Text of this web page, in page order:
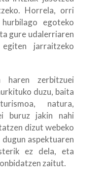
Horrela, orri
egoteko
gure udalerriaren
jarraitzeko
zerbitzuei
duzu, baita
natura,
buruz jakin nahi
dizut webeko
aspektuaren
ez dela, eta
zaitut.